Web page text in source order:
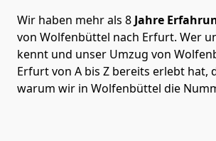
Wir haben mehr als 8 Jahre
von Wolfenbüttel nach Erfurt. Wer
kennt und unser Umzug von
Erfurt von A bis Z bereits erlebt hat,
warum wir in Wolfenbüttel die